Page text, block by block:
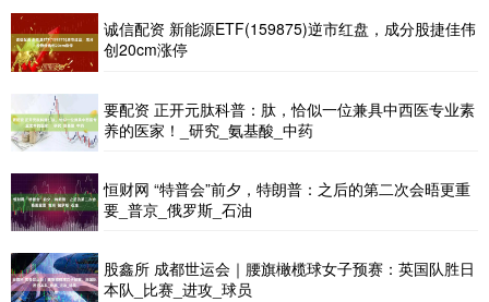
诚信配资 新能源ETF(159875)逆市红盘，成分股捷佳伟
创20cm涨停
要配资 正开元肽科普：肽，恰似一位兼具中西医专业素
养的医家！_研究_氨基酸_中药
恒财网 “特普会”前夕，特朗普：之后的第二次会晤更重
要_普京_俄罗斯_石油
股鑫所 成都世运会｜腰旗橄榄球女子预赛：英国队胜日
本队_比赛_进攻_球员